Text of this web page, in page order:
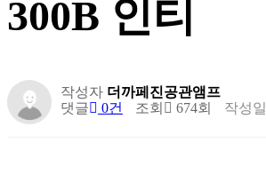
300B 인티
작성자 더까페진공관앰프
댓글
0건 조회 674회 작성일